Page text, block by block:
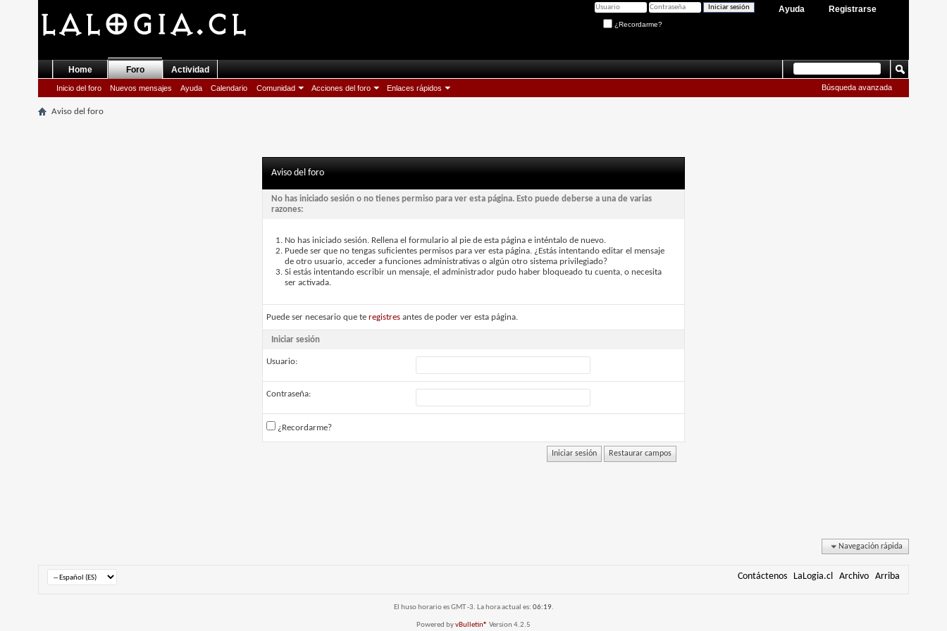
Registrarse
Ayuda
¿Recordarme?
Home Foro
Inicio del foro Nuevos mensajes Ayuda Calendario Comunidad Acciones del foro Enlaces rápidos
Actividad
Búsqueda avanzada
Aviso del foro
Aviso del foro
No has iniciado sesión o no tienes permiso para ver esta página. Esto puede deberse a una de varias
razones:
No has iniciado sesión. Rellena el formulario al pie de esta página e inténtalo de nuevo.
Puede ser que no tengas suficientes permisos para ver esta página. ¿Estás intentando editar el mensaje
de otro usuario, acceder a funciones administrativas o algún otro sistema privilegiado?
Si estás intentando escribir un mensaje, el administrador pudo haber bloqueado tu cuenta, o necesita
ser activada.
Puede ser necesario que te registres antes de poder ver esta página.
Iniciar sesión
Usuario:
Contraseña:
¿Recordarme?
Navegación rápida
Contáctenos LaLogia.cl Archivo Arriba
El huso horario es GMT -3. La hora actual es: 06:19.
Powered byvBulletin® Version 4.2.5